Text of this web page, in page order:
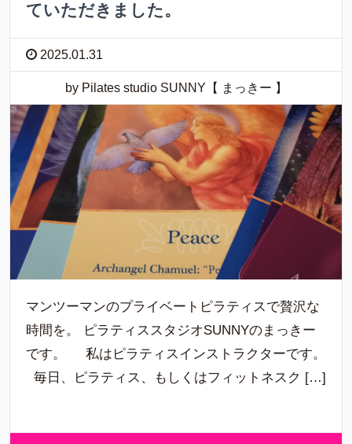
ていただきました。
2025.01.31
by Pilates studio SUNNY【 まっきー 】
マンツーマンのプライベートピラティスで贅沢な
時間を。 ピラティススタジオSUNNYのまっきー
です。 私はピラティスインストラクターです。
毎日、ピラティス、もしくはフィットネスク […]